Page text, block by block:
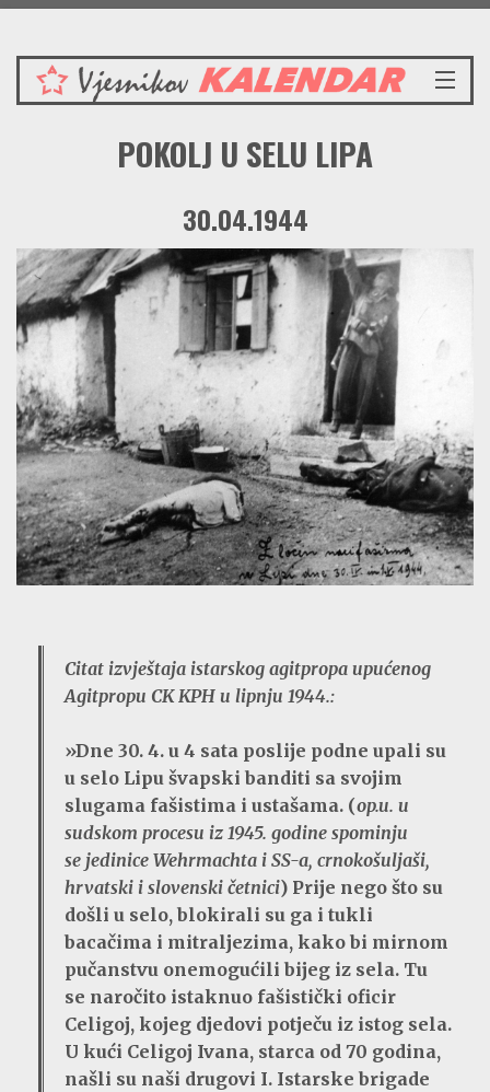
Nedjelja 9.8.2026.
CRVENI ZABAVNIK
PRENOSIMO
SPOMENICI
BORBENA BIBLIOTEKA
NAŠE PJESME
POKOLJ U SELU LIPA
30.04.1944
Citat izvještaja istarskog agitpropa upućenog
Agitpropu CK KPH u lipnju 1944.:
»Dne 30. 4. u 4 sata poslije podne upali su
u selo Lipu švapski banditi sa svojim
slugama fašistima i ustašama. (op.u. u
sudskom procesu iz 1945. godine spominju
se jedinice Wehrmachta i SS-a, crnokošuljaši,
hrvatski i slovenski četnici) Prije nego što su
došli u selo, blokirali su ga i tukli
bacačima i mitraljezima, kako bi mirnom
pučanstvu onemogućili bijeg iz sela. Tu
se naročito istaknuo fašistički oficir
Celigoj, kojeg djedovi potječu iz istog sela.
U kući Celigoj Ivana, starca od 70 godina,
našli su naši drugovi I. Istarske brigade